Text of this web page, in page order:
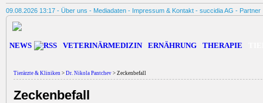
09.08.2026 13:17 - Über uns - Mediadaten - Impressum & Kontakt - succidia AG - Partner
NEWS VETERINÄRMEDIZIN ERNÄHRUNG THERAPIE
Tierärzte & Kliniken > Dr. Nikola Pantchev > Zeckenbefall
Zeckenbefall